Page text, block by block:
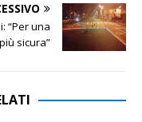
“Per una
sicura”